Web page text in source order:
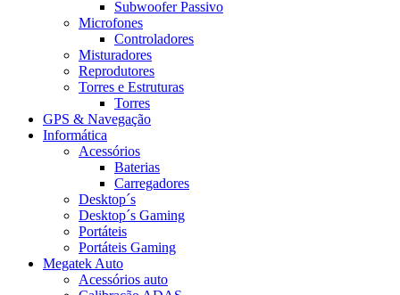
Subwoofer Passivo
Microfones
Controladores
Misturadores
Reprodutores
Torres e Estruturas
Torres
GPS & Navegação
Informática
Acessórios
Baterias
Carregadores
Desktop´s
Desktop´s Gaming
Portáteis
Portáteis Gaming
Megatek Auto
Acessórios auto